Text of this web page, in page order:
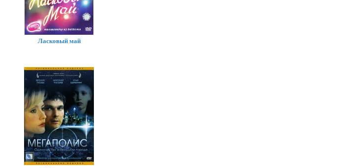
Ласковый май